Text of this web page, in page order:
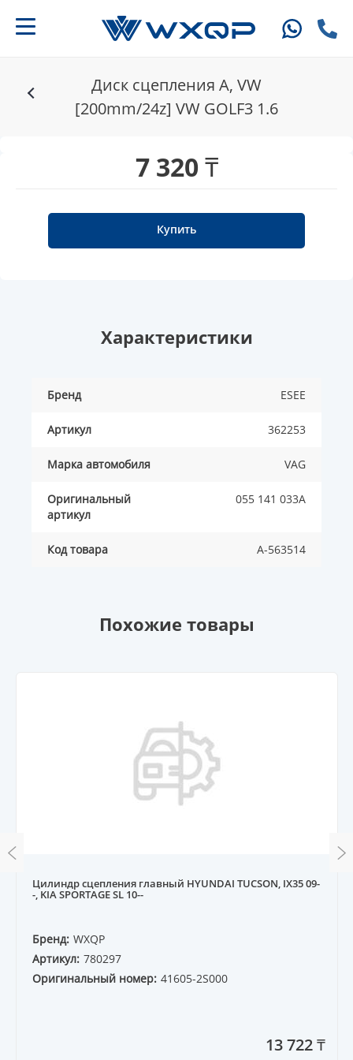
Диск сцепления A, VW
[200mm/24z] VW GOLF3 1.6
7 320 ₸
Купить
Характеристики
Бренд ESEE
Артикул 362253
Марка автомобиля VAG
Оригинальный
артикул
055 141 033A
Код товара A-563514
Похожие товары
Цилиндр сцепления главный HYUNDAI TUCSON, IX35 09-
-, KIA SPORTAGE SL 10--
Бренд: WXQP
Артикул: 780297
Оригинальный номер: 41605-2S000
13 722 ₸